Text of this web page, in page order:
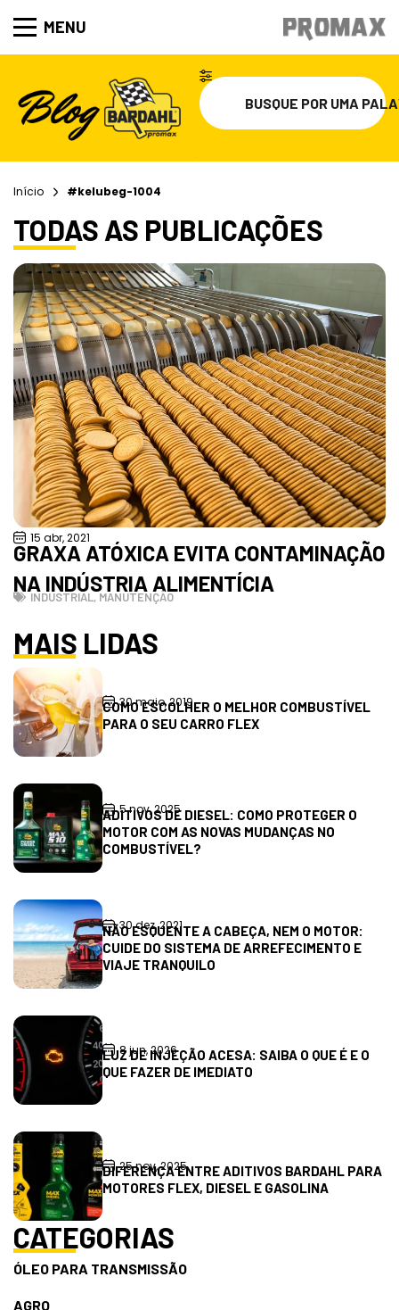
MENU
Início #kelubeg-1004
TODAS AS PUBLICAÇÕES
15 abr, 2021
GRAXA ATÓXICA EVITA CONTAMINAÇÃO
NA INDÚSTRIA ALIMENTÍCIA
INDUSTRIAL, MANUTENÇÃO
MAIS LIDAS
30 maio, 2019
COMO ESCOLHER O MELHOR COMBUSTÍVEL
PARA O SEU CARRO FLEX
5 nov, 2025
ADITIVOS DE DIESEL: COMO PROTEGER O
MOTOR COM AS NOVAS MUDANÇAS NO
COMBUSTÍVEL?
30 dez, 2021
NÃO ESQUENTE A CABEÇA, NEM O MOTOR:
CUIDE DO SISTEMA DE ARREFECIMENTO E
VIAJE TRANQUILO
8 jun, 2026
LUZ DE INJEÇÃO ACESA: SAIBA O QUE É E O
QUE FAZER DE IMEDIATO
25 nov, 2025
DIFERENÇA ENTRE ADITIVOS BARDAHL PARA
MOTORES FLEX, DIESEL E GASOLINA
CATEGORIAS
ÓLEO PARA TRANSMISSÃO
AGRO